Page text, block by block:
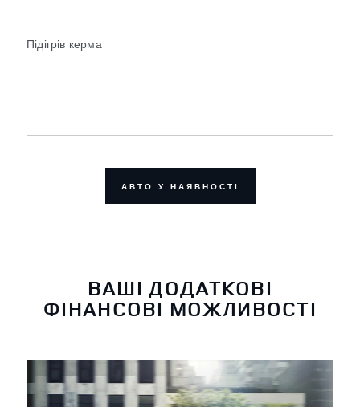
Підігрів керма
АВТО У НАЯВНОСТІ
ВАШІ ДОДАТКОВІ
ФІНАНСОВІ МОЖЛИВОСТІ